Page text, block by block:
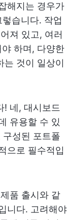
해지는 경우가
습니다. 작업
져 있고, 여러
하며, 다양한
는 것이 일상이
! 네, 대시보드
유용할 수 있
성된 포트폴
으로 필수적입
품 출시와 같
니다. 고려해야